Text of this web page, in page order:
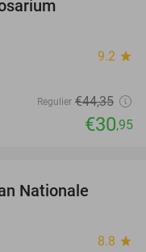
9.2 star
Regulier €44,35
€30,95
Nationale
8.8 star